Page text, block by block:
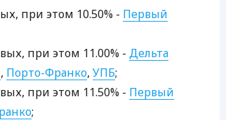
при этом 10.50% - Первый
при этом 11.00% - Дельта
, Порто-Франко, УПБ;
при этом 11.50% - Первый
;